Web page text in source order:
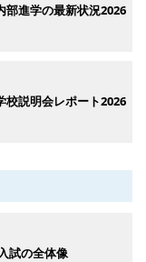
部進学の最新状況2026
校説明会レポート2026
試の全体像